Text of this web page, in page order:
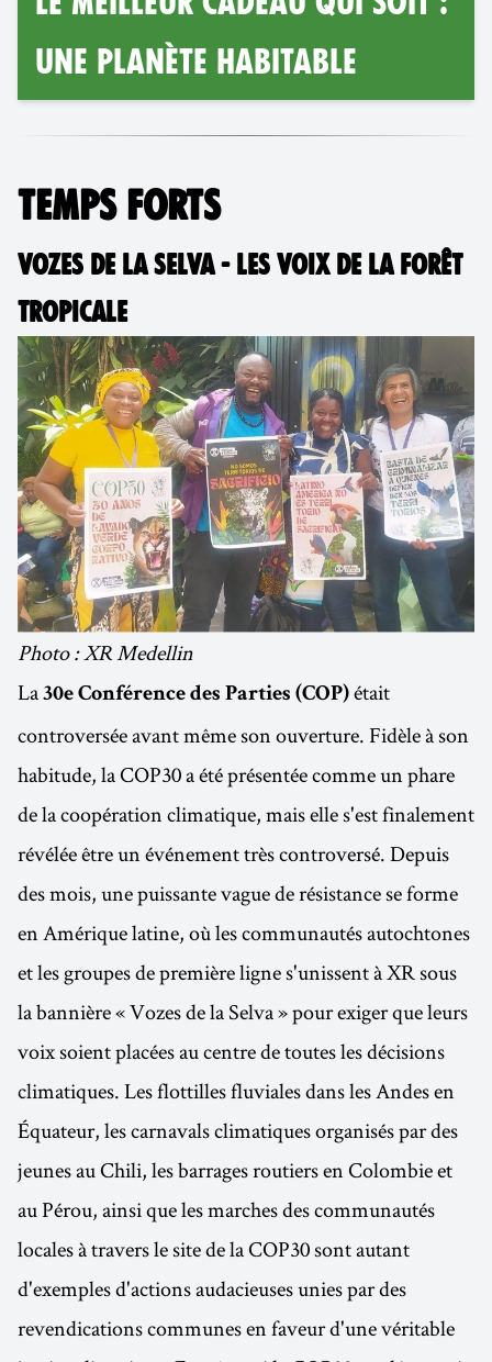
UNE PLANÈTE HABITABLE
TEMPS FORTS
VOZES DE LA SELVA - LES VOIX DE LA FORÊT
TROPICALE
Photo : XR Medellin
La 30e Conférence des Parties (COP) était
controversée avant même son ouverture. Fidèle à son
habitude, la COP30 a été présentée comme un phare
de la coopération climatique, mais elle s'est finalement
révélée être un événement très controversé. Depuis
des mois, une puissante vague de résistance se forme
en Amérique latine, où les communautés autochtones
et les groupes de première ligne s'unissent à XR sous
la bannière « Vozes de la Selva » pour exiger que leurs
voix soient placées au centre de toutes les décisions
climatiques. Les flottilles fluviales dans les Andes en
Équateur, les carnavals climatiques organisés par des
jeunes au Chili, les barrages routiers en Colombie et
au Pérou, ainsi que les marches des communautés
locales à travers le site de la COP30 sont autant
d'exemples d'actions audacieuses unies par des
revendications communes en faveur d'une véritable